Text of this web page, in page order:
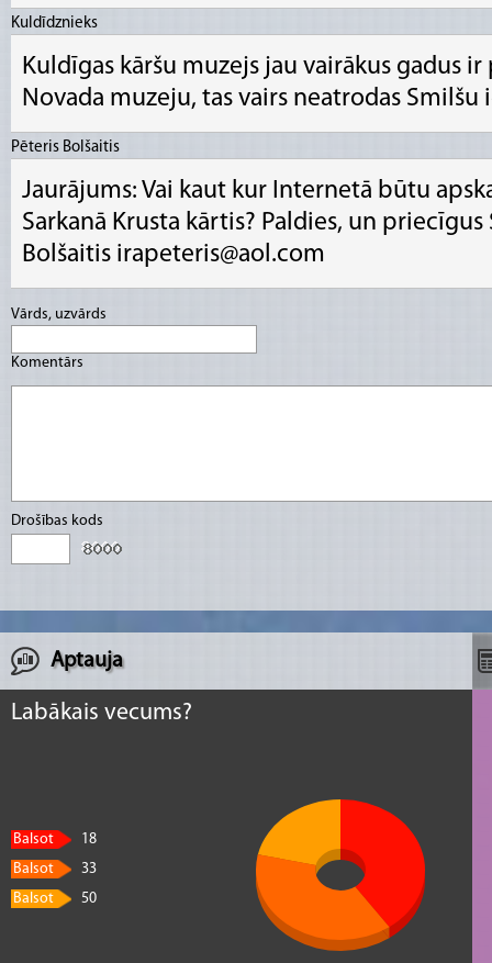
Kuldīdznieks
Kuldīgas kāršu muzejs jau vairākus gadus
Novada muzeju, tas vairs neatrodas Smilšu
Pēteris Bolšaitis
Jaurājums: Vai kaut kur Internetā būtu
Sarkanā Krusta kārtis? Paldies, un
Bolšaitis irapeteris@aol.com
Vārds, uzvārds
Komentārs
Drošības kods
Aptauja
Labākais vecums?
Balsot
18
Balsot
33
Balsot
50